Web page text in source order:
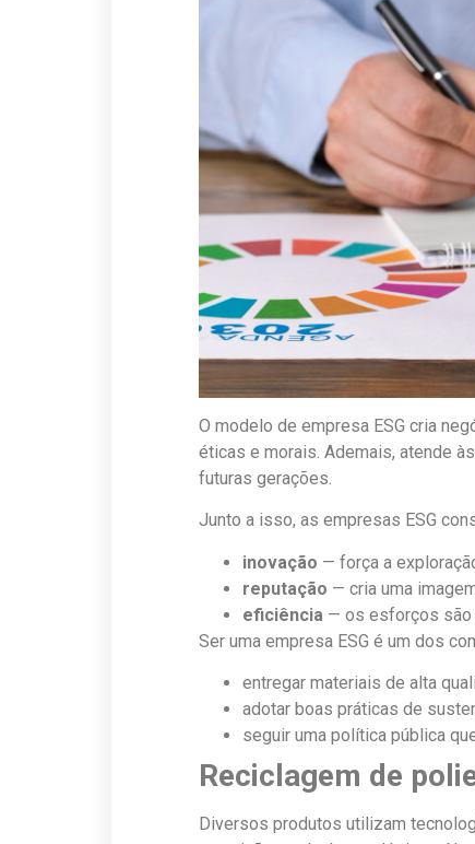
O modelo de empresa ESG cria
éticas e morais. Ademais, atende
futuras gerações.
Junto a isso, as empresas ESG
inovação — força a
reputação — cria uma
eficiência — os esforços são
Ser uma empresa ESG é um dos
entregar materiais de alta
adotar boas práticas de
seguir uma política pública
Reciclagem de
Diversos produtos utilizam